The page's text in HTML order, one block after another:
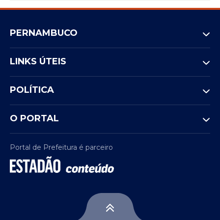
PERNAMBUCO
LINKS ÚTEIS
POLÍTICA
O PORTAL
Portal de Prefeitura é parceiro